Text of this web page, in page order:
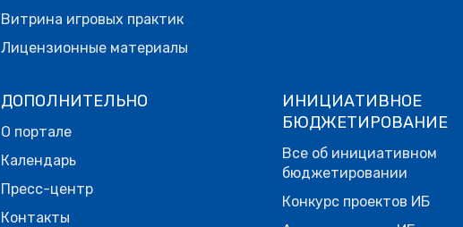
Витрина игровых практик
Лицензионные материалы
ДОПОЛНИТЕЛЬНО
О портале
Календарь
Пресс-центр
Контакты
ИНИЦИАТИВНОЕ
БЮДЖЕТИРОВАНИЕ
Все об инициативном
бюджетировании
Конкурс проектов ИБ